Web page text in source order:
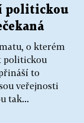
politickou
o kterém
politickou
to
veřejnosti
tak...